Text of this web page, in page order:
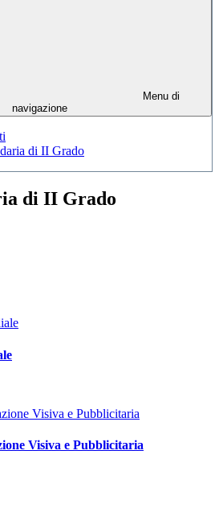
Menu di
navigazione
di II Grado
di II Grado
Visiva e Pubblicitaria